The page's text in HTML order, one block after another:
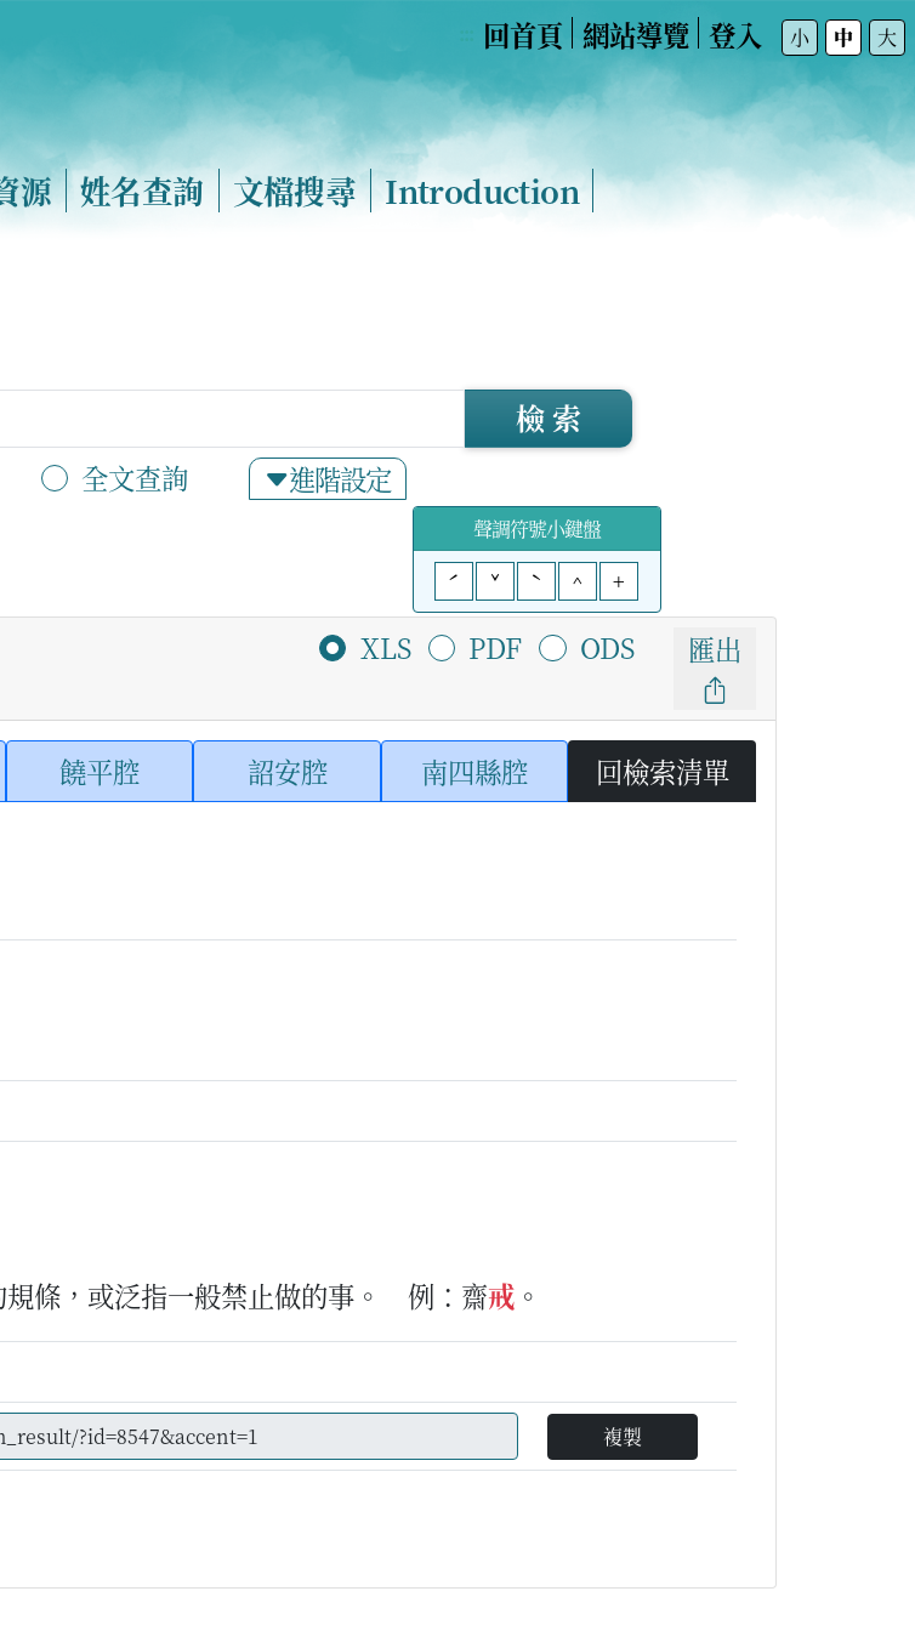
回首頁 網站導覽 登入 小 中 大
源 姓名查詢 文檔搜尋 Introduction
全文查詢 進階設定
檢 索
聲調符號小鍵盤
ˊ
ˇ ˋ ^ +
XLS PDF ODS 匯出
饒平腔 詔安腔 南四縣腔 回檢索清單
條，或泛指一般禁止做的事。 例：齋戒 。
複製